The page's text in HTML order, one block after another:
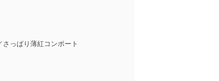
っぱり薄紅コンポート